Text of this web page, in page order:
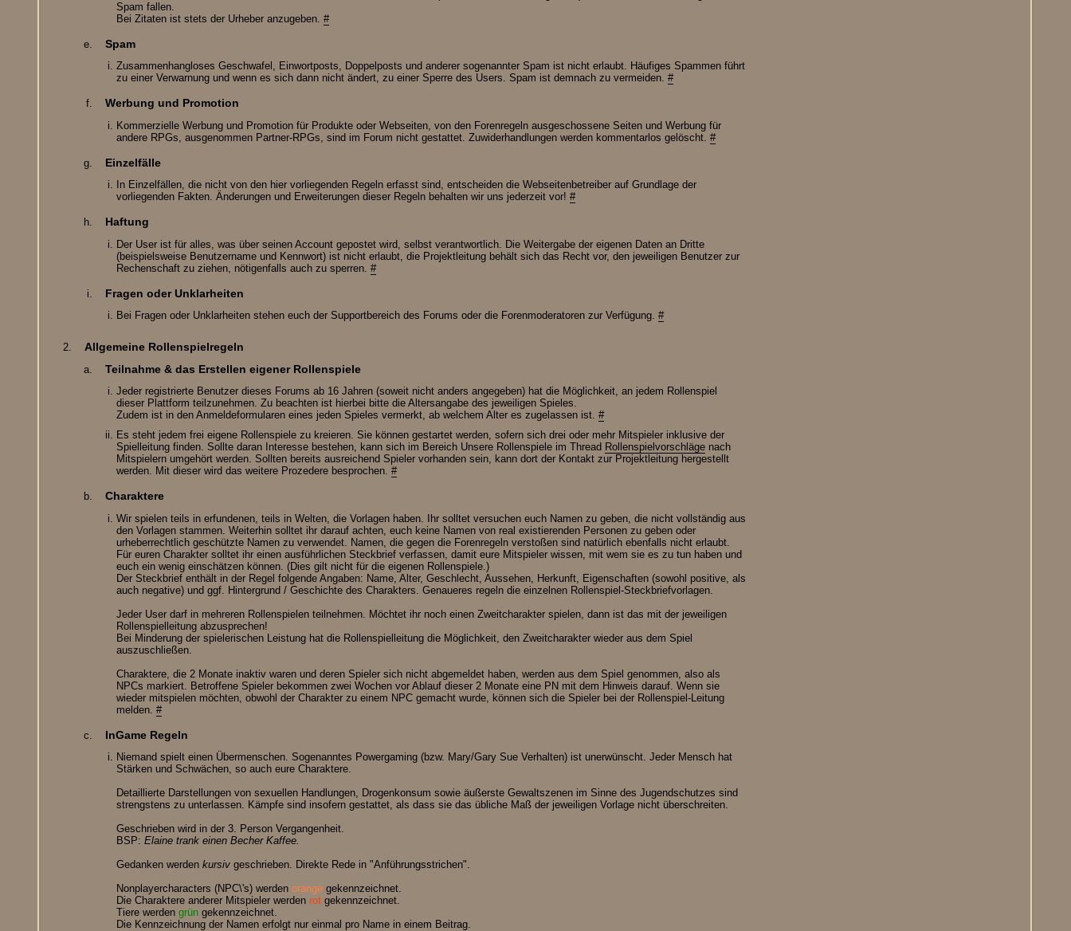
Spam fallen.
Bei Zitaten ist stets der Urheber anzugeben.#
Spam
Zusammenhangloses Geschwafel, Einwortposts, Doppelposts und anderer sogenannter Spam ist nicht erlaubt. Häufiges Spammen führt
zu einer Verwarnung und wenn es sich dann nicht ändert, zu einer Sperre des Users. Spam ist demnach zu vermeiden.#
Werbung und Promotion
Kommerzielle Werbung und Promotion für Produkte oder Webseiten, von den Forenregeln ausgeschossene Seiten und Werbung für
andere RPGs, ausgenommen Partner-RPGs, sind im Forum nicht gestattet. Zuwiderhandlungen werden kommentarlos gelöscht.#
Einzelfälle
In Einzelfällen, die nicht von den hier vorliegenden Regeln erfasst sind, entscheiden die Webseitenbetreiber auf Grundlage der
vorliegenden Fakten. Änderungen und Erweiterungen dieser Regeln behalten wir uns jederzeit vor!#
Haftung
Der User ist für alles, was über seinen Account gepostet wird, selbst verantwortlich. Die Weitergabe der eigenen Daten an Dritte
(beispielsweise Benutzername und Kennwort) ist nicht erlaubt, die Projektleitung behält sich das Recht vor, den jeweiligen Benutzer zur
Rechenschaft zu ziehen, nötigenfalls auch zu sperren.#
Fragen oder Unklarheiten
Bei Fragen oder Unklarheiten stehen euch der Supportbereich des Forums oder die Forenmoderatoren zur Verfügung.#
Allgemeine Rollenspielregeln
Teilnahme & das Erstellen eigener Rollenspiele
Jeder registrierte Benutzer dieses Forums ab 16 Jahren (soweit nicht anders angegeben) hat die Möglichkeit, an jedem Rollenspiel
dieser Plattform teilzunehmen. Zu beachten ist hierbei bitte die Altersangabe des jeweiligen Spieles.
Zudem ist in den Anmeldeformularen eines jeden Spieles vermerkt, ab welchem Alter es zugelassen ist.#
Es steht jedem frei eigene Rollenspiele zu kreieren. Sie können gestartet werden, sofern sich drei oder mehr Mitspieler inklusive der
Spielleitung finden. Sollte daran Interesse bestehen, kann sich im Bereich Unsere Rollenspiele im Thread Rollenspielvorschläge nach
Mitspielern umgehört werden. Sollten bereits ausreichend Spieler vorhanden sein, kann dort der Kontakt zur Projektleitung hergestellt
werden. Mit dieser wird das weitere Prozedere besprochen.#
Charaktere
Wir spielen teils in erfundenen, teils in Welten, die Vorlagen haben. Ihr solltet versuchen euch Namen zu geben, die nicht vollständig aus
den Vorlagen stammen. Weiterhin solltet ihr darauf achten, euch keine Namen von real existierenden Personen zu geben oder
urheberrechtlich geschützte Namen zu verwendet. Namen, die gegen die Forenregeln verstoßen sind natürlich ebenfalls nicht erlaubt.
Für euren Charakter solltet ihr einen ausführlichen Steckbrief verfassen, damit eure Mitspieler wissen, mit wem sie es zu tun haben und
euch ein wenig einschätzen können. (Dies gilt nicht für die eigenen Rollenspiele.)
Der Steckbrief enthält in der Regel folgende Angaben: Name, Alter, Geschlecht, Aussehen, Herkunft, Eigenschaften (sowohl positive, als
auch negative) und ggf. Hintergrund / Geschichte des Charakters. Genaueres regeln die einzelnen Rollenspiel-Steckbriefvorlagen.
Jeder User darf in mehreren Rollenspielen teilnehmen. Möchtet ihr noch einen Zweitcharakter spielen, dann ist das mit der jeweiligen
Rollenspielleitung abzusprechen!
Bei Minderung der spielerischen Leistung hat die Rollenspielleitung die Möglichkeit, den Zweitcharakter wieder aus dem Spiel
auszuschließen.
Charaktere, die 2 Monate inaktiv waren und deren Spieler sich nicht abgemeldet haben, werden aus dem Spiel genommen, also als
NPCs markiert. Betroffene Spieler bekommen zwei Wochen vor Ablauf dieser 2 Monate eine PN mit dem Hinweis darauf. Wenn sie
wieder mitspielen möchten, obwohl der Charakter zu einem NPC gemacht wurde, können sich die Spieler bei der Rollenspiel-Leitung
melden.#
InGame Regeln
Niemand spielt einen Übermenschen. Sogenanntes Powergaming (bzw. Mary/Gary Sue Verhalten) ist unerwünscht. Jeder Mensch hat
Stärken und Schwächen, so auch eure Charaktere.
Detaillierte Darstellungen von sexuellen Handlungen, Drogenkonsum sowie äußerste Gewaltszenen im Sinne des Jugendschutzes sind
strengstens zu unterlassen. Kämpfe sind insofern gestattet, als dass sie das übliche Maß der jeweiligen Vorlage nicht überschreiten.
Geschrieben wird in der 3. Person Vergangenheit.
BSP:Elaine trank einen Becher Kaffee.
Gedanken werdenkursiv geschrieben. Direkte Rede in "Anführungsstrichen".
Nonplayercharacters (NPC\'s) werdenorangegekennzeichnet.
Die Charaktere anderer Mitspieler werden rot gekennzeichnet.
Tiere werdengrün gekennzeichnet.
Die Kennzeichnung der Namen erfolgt nur einmal pro Name in einem Beitrag.